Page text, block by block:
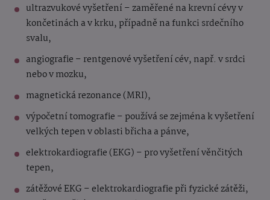
ultrazvukové vyšetření – zaměřené na krevní cévy v
končetinách a v krku, případně na funkci srdečního
svalu,
angiografie – rentgenové vyšetření cév, např. v srdci
nebo v mozku,
magnetická rezonance (MRI),
výpočetní tomografie – používá se zejména k vyšetření
velkých tepen v oblasti břicha a pánve,
elektrokardiografie (EKG) – pro vyšetření věnčitých
tepen,
zátěžové EKG – elektrokardiografie při fyzické zátěži,